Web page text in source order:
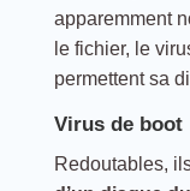
apparemment
le fichier, le
permettent sa
Virus de boot
Redoutables,